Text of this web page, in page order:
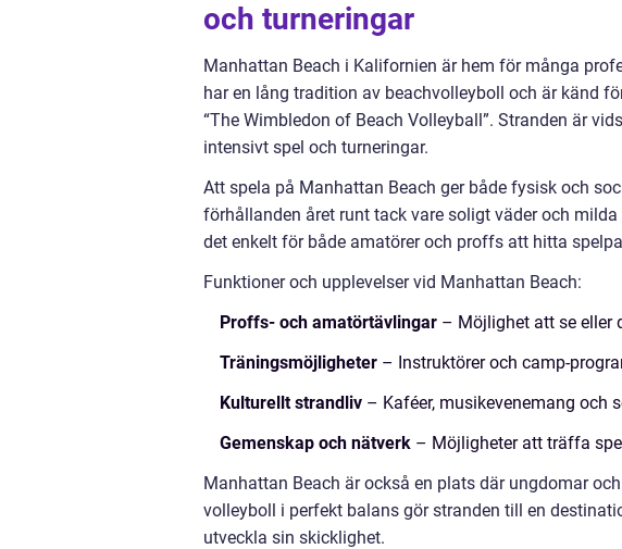
och turneringar
Manhattan Beach i Kalifornien är hem för många
har en lång tradition av beachvolleyboll och är känd
“The Wimbledon of Beach Volleyball”. Stranden är
intensivt spel och turneringar.
Att spela på Manhattan Beach ger både fysisk och
förhållanden året runt tack vare soligt väder och
det enkelt för både amatörer och proffs att hitta
Funktioner och upplevelser vid Manhattan Beach:
Proffs- och amatörtävlingar – Möjlighet att se eller
Träningsmöjligheter – Instruktörer och camp-
Kulturellt strandliv – Kaféer, musikevenemang och
Gemenskap och nätverk – Möjligheter att träffa
Manhattan Beach är också en plats där ungdomar
volleyboll i perfekt balans gör stranden till en
utveckla sin skicklighet.